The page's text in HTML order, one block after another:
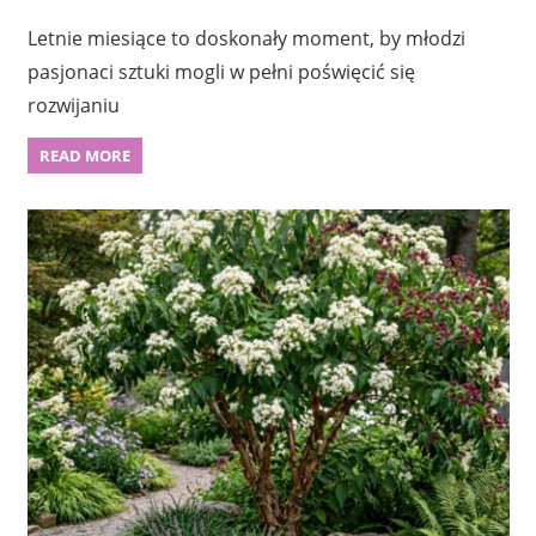
Letnie miesiące to doskonały moment, by młodzi
pasjonaci sztuki mogli w pełni poświęcić się
rozwijaniu
READ MORE